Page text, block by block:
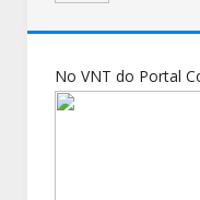
No VNT do Portal